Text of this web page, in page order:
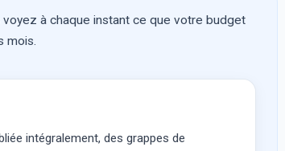
à chaque instant ce que votre budget
mois.
intégralement, des grappes de